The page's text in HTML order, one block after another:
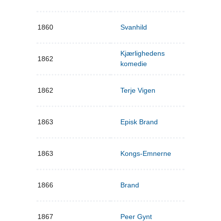
1860 Svanhild
1862
Kjærlighedens
komedie
1862 Terje Vigen
1863 Episk Brand
1863 Kongs-Emnerne
1866 Brand
1867 Peer Gynt